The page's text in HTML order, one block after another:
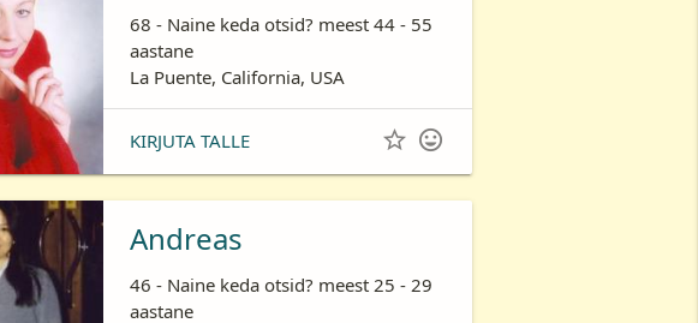
68 - Naine keda otsid? meest 44 - 55
aastane
La Puente, California, USA
KIRJUTA TALLE  
Andreas
46 - Naine keda otsid? meest 25 - 29
aastane